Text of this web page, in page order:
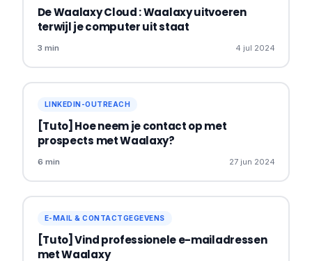
De Waalaxy Cloud : Waalaxy uitvoeren
terwijl je computer uit staat
3 min 4 jul 2024
LINKEDIN-OUTREACH
[Tuto] Hoe neem je contact op met
prospects met Waalaxy?
6 min 27 jun 2024
E-MAIL & CONTACTGEGEVENS
[Tuto] Vind professionele e-mailadressen
met Waalaxy